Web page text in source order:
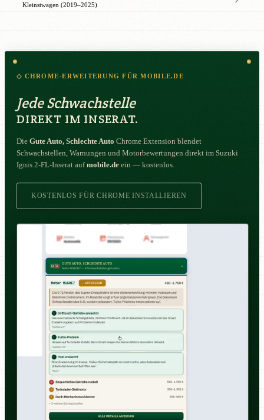
Kleinstwagen (2019–2025)
◇ CHROME-ERWEITERUNG FÜR MOBILE.DE
Jede Schwachstelle
DIREKT IM INSERAT.
Die Gute Auto, Schlechte Auto Chrome Extension blendet
Schwachstellen, Warnungen und Motorbewertungen direkt im Suzuki
Ignis 2-FL-Inserat aufmobile.de ein — kostenlos.
KOSTENLOS FÜR CHROME INSTALLIEREN